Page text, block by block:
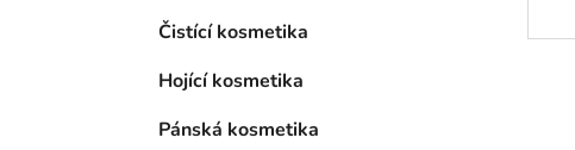
Čistící kosmetika
Hojící kosmetika
Pánská kosmetika